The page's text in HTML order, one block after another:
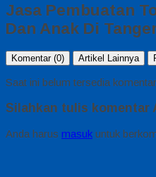
Jasa Pembuatan
Dan Anak Di
Komentar (0) Artikel Lainnya
Saat ini belum tersedia
Silahkan tulis komentar
Anda harus masuk untuk